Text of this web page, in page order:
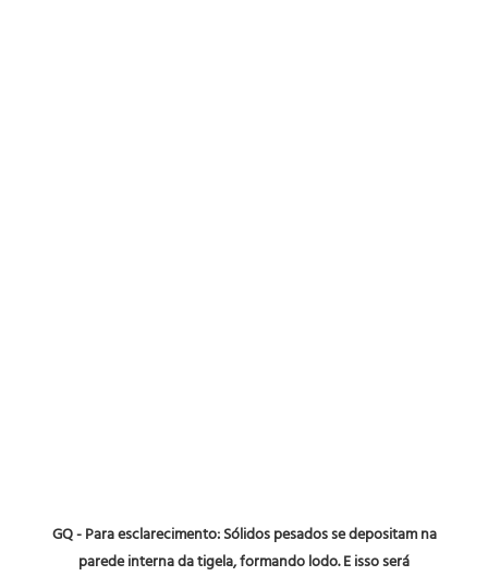
GQ - Para esclarecimento: Sólidos pesados ​​se depositam na
parede interna da tigela, formando lodo. E isso será